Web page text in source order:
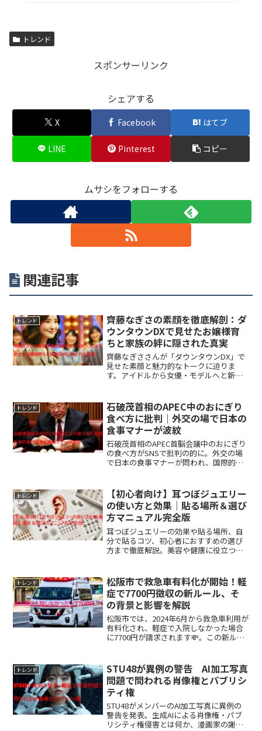
トレンド
スポンサーリンク
シェアする
X Facebook はてブ
LINE Pinterest コピー
ムサシをフォローする
関連記事
トレンド
齊藤なぎさの素顔を徹底解剖：ダ
ウンタウンDXで見せたお嬢様育
ちと家族の絆に隠された真実
齊藤なぎささんが「ダウンタウンDX」で
見せた素顔と魅力的なトークに迫りま
す。アイドルから女優・モデルへと新た
深掘りします。✨
トレンド
石破茂首相のAPEC中のおにぎり
食べ方に批判｜外交の場で日本の
食事マナーが波紋
石破茂首相のAPEC首脳会議中のおにぎり
の食べ方がSNSで批判の的に。外交の場
で日本の食事マナーが問われ、国際的な
トレンド
【初心者向け】耳つぼジュエリー
の使い方と効果｜貼る場所＆選び
方マニュアル完全版
耳つぼジュエリーの効果や貼る場所、自
分で貼るコツ、初心者におすすめの選び
方まで徹底解説。美容や健康に役立つツ
トレンド
松阪市で救急車有料化が開始！軽
症で7700円徴収の新ルール、そ
の背景と影響を解説
松阪市では、2024年6月から救急車利用が
有料化され、軽症で入院しなかった場合
に7700円が請求されます💸。この新ルー
が注目されています🚑。
トレンド
STU48が異例の警告 AI加工写真
問題で問われる肖像権とパブリシ
ティ権
STU48がメンバーのAI加工写真に異例の
警告を発表。生成AIによる肖像権・パブ
リシティ権侵害とは何か、漫画家の謝罪